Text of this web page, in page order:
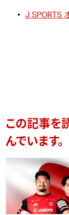
J SPORTS
この記事を
んでいます。